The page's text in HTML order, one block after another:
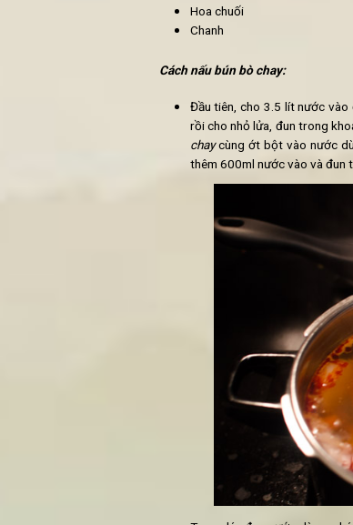
70g bột gia vị bún bò
Đồ ăn kèm:
5 củ tỏi
2 cây sả
Hành lá
30ml dầu mè
Nấm sò
Nấm gà mái rừng
2 bìa đậu phụ
Giá đỗ
Hoa chuối
Chanh
Cách nấu bún bò chay:
Đầu tiên, cho 3.5